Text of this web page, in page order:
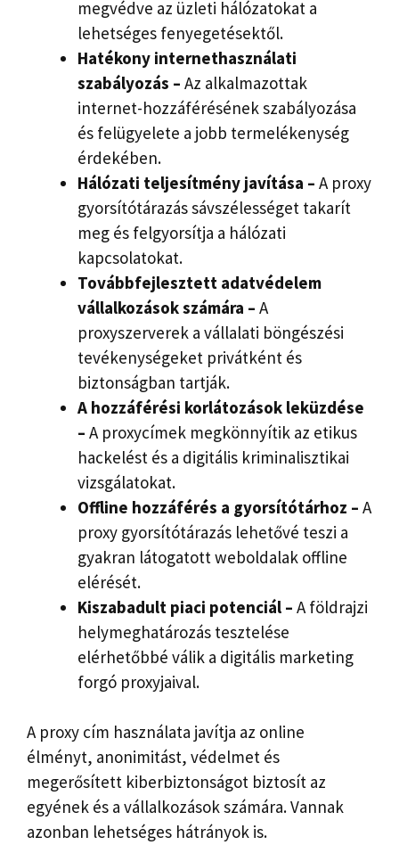
megvédve az üzleti hálózatokat a
lehetséges fenyegetésektől.
Hatékony internethasználati
szabályozás – Az alkalmazottak
internet-hozzáférésének szabályozása
és felügyelete a jobb termelékenység
érdekében.
Hálózati teljesítmény javítása – A proxy
gyorsítótárazás sávszélességet takarít
meg és felgyorsítja a hálózati
kapcsolatokat.
Továbbfejlesztett adatvédelem
vállalkozások számára – A
proxyszerverek a vállalati böngészési
tevékenységeket privátként és
biztonságban tartják.
A hozzáférési korlátozások leküzdése
– A proxycímek megkönnyítik az etikus
hackelést és a digitális kriminalisztikai
vizsgálatokat.
Offline hozzáférés a gyorsítótárhoz – A
proxy gyorsítótárazás lehetővé teszi a
gyakran látogatott weboldalak offline
elérését.
Kiszabadult piaci potenciál – A földrajzi
helymeghatározás tesztelése
elérhetőbbé válik a digitális marketing
forgó proxyjaival.
A proxy cím használata javítja az online
élményt, anonimitást, védelmet és
megerősített kiberbiztonságot biztosít az
egyének és a vállalkozások számára. Vannak
azonban lehetséges hátrányok is.